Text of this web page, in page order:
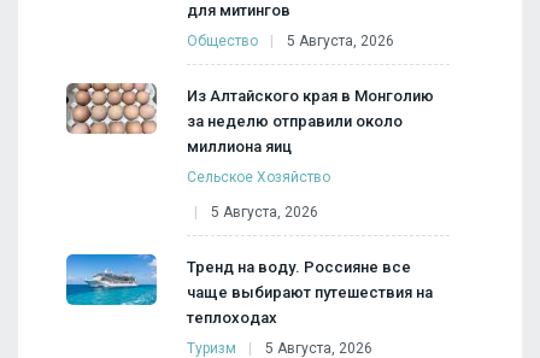
для митингов
Общество 5 Августа, 2026
Из Алтайского края в Монголию
за неделю отправили около
миллиона яиц
Сельское Хозяйство
5 Августа, 2026
Тренд на воду. Россияне все
чаще выбирают путешествия на
теплоходах
Туризм 5 Августа, 2026